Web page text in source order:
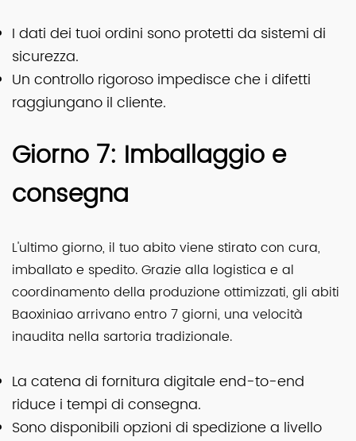
I dati dei tuoi ordini sono protetti da sistemi di
sicurezza.
Un controllo rigoroso impedisce che i difetti
raggiungano il cliente.
Giorno 7: Imballaggio e
consegna
L'ultimo giorno, il tuo abito viene stirato con cura,
imballato e spedito. Grazie alla logistica e al
coordinamento della produzione ottimizzati, gli abiti
Baoxiniao arrivano entro 7 giorni, una velocità
inaudita nella sartoria tradizionale.
La catena di fornitura digitale end-to-end
riduce i tempi di consegna.
Sono disponibili opzioni di spedizione a livello